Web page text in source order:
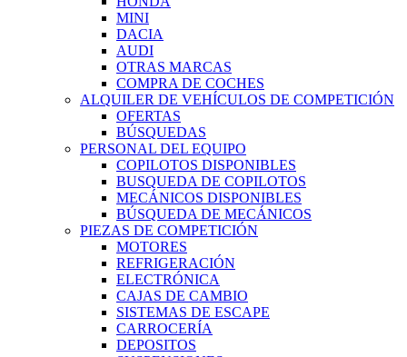
MINI
DACIA
AUDI
OTRAS MARCAS
COMPRA DE COCHES
ALQUILER DE VEHÍCULOS DE COMPETICIÓN
OFERTAS
BÚSQUEDAS
PERSONAL DEL EQUIPO
COPILOTOS DISPONIBLES
BUSQUEDA DE COPILOTOS
MECÁNICOS DISPONIBLES
BÚSQUEDA DE MECÁNICOS
PIEZAS DE COMPETICIÓN
MOTORES
REFRIGERACIÓN
ELECTRÓNICA
CAJAS DE CAMBIO
SISTEMAS DE ESCAPE
CARROCERÍA
DEPOSITOS